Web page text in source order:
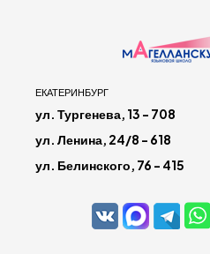
ЕКАТЕРИНБУРГ
ул. Тургенева, 13 - 708
ул. Ленина, 24/8 - 618
ул. Белинского, 76 - 415